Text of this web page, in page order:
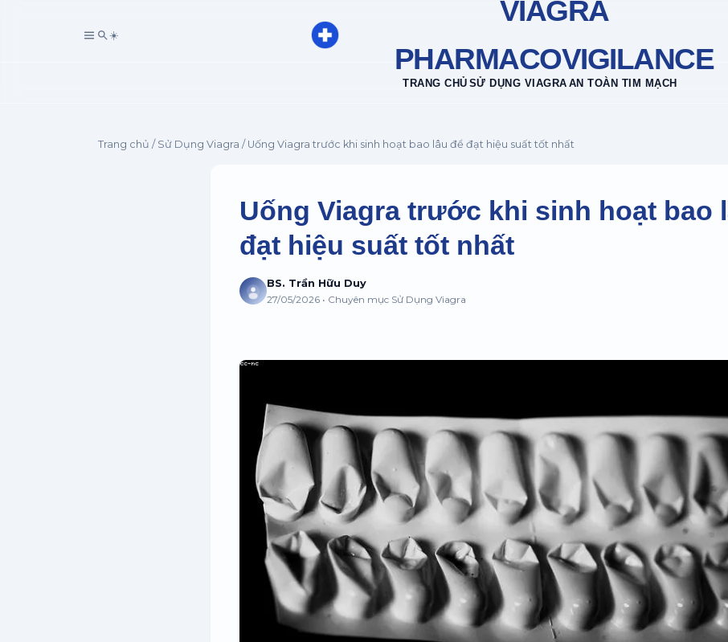
☀️
VIAGRA
PHARMACOVIGILANCE
TRANG CHỦ SỬ DỤNG VIAGRA AN TOÀN TIM MẠCH
Trang chủ / Sử Dụng Viagra / Uống Viagra trước khi sinh hoạt bao lâu để đạt hiệu suất tốt nhất
Uống Viagra trước khi sinh hoạt bao
đạt hiệu suất tốt nhất
BS. Trần Hữu Duy
27/05/2026 • Chuyên mục Sử Dụng Viagra